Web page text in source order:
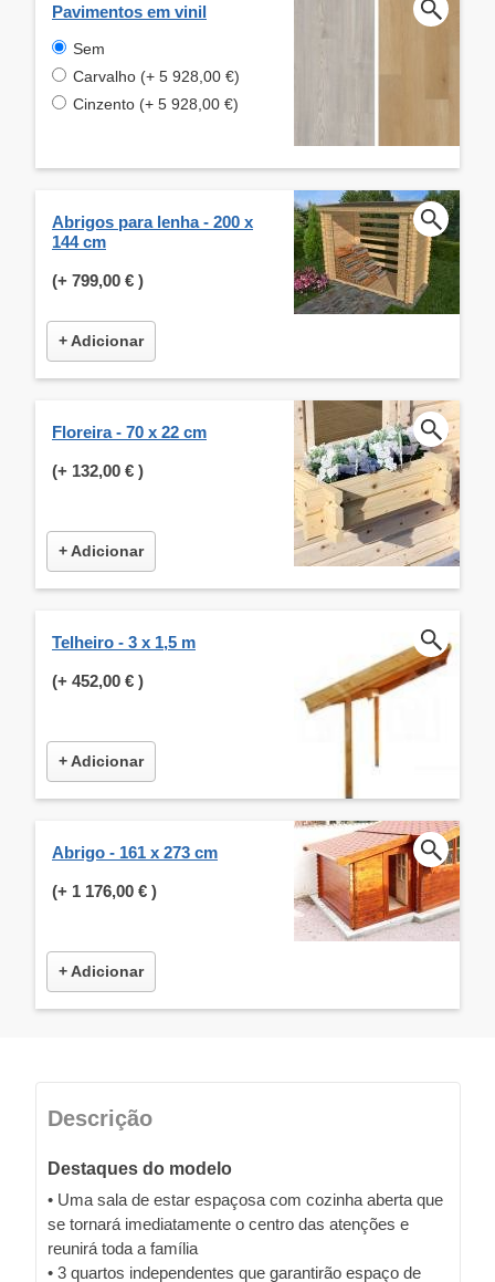
Pavimentos em vinil
Sem
Carvalho (+ 5 928,00 €)
Cinzento (+ 5 928,00 €)
Abrigos para lenha - 200 x
144 cm
(+ 799,00 € )
+ Adicionar
Floreira - 70 x 22 cm
(+ 132,00 € )
+ Adicionar
Telheiro - 3 x 1,5 m
(+ 452,00 € )
+ Adicionar
Abrigo - 161 x 273 cm
(+ 1 176,00 € )
+ Adicionar
Descrição
Destaques do modelo
• Uma sala de estar espaçosa com cozinha aberta que
se tornará imediatamente o centro das atenções e
reunirá toda a família
• 3 quartos independentes que garantirão espaço de